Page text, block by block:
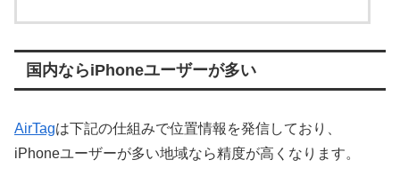
国内ならiPhoneユーザーが多い
AirTagは下記の仕組みで位置情報を発信しており、
iPhoneユーザーが多い地域なら精度が高くなります。